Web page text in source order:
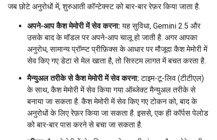
जब छोटे अनुरोधों में, शुरुआती कॉन्टेक्स्ट को बार-बार रेफ़र किया जाता है.
अपने-आप कैश मेमोरी में सेव करना:यह सुविधा, Gemini 2.5 और
उसके बाद के मॉडल पर अपने-आप चालू हो जाती है. अगर आपका
अनुरोध, सामान्य प्रॉम्प्ट प्रीफ़िक्स के आधार पर मौजूदा कैश मेमोरी में
सेव किए गए डेटा से मेल खाता है, तो सिस्टम लागत में बचत करता है.
मैन्युअल तरीके से कैश मेमोरी में सेव करना:टाइम-टू-लिव (टीटीएल)
के साथ, कैश मेमोरी में सेव किया गया ऑब्जेक्ट मैन्युअल तरीके से
बनाया जा सकता है. कैश मेमोरी में सेव किए गए टोकन को, बाद के
अनुरोधों के लिए रेफ़र किया जा सकता है. इससे, एक ही कॉर्पस पेलोड
को बार-बार पास करने से बचा जा सकता है.